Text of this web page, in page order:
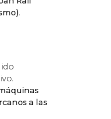
.
a las